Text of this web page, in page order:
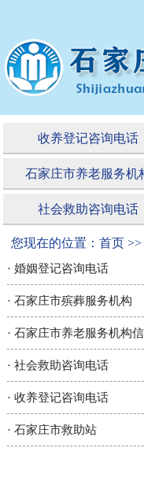
收养登记咨询电话
石家庄市养老服务机
社会救助咨询电话
您现在的位置：首页
· 婚姻登记咨询电话
· 石家庄市殡葬服务机构
· 石家庄市养老服务机构
· 社会救助咨询电话
· 收养登记咨询电话
· 石家庄市救助站